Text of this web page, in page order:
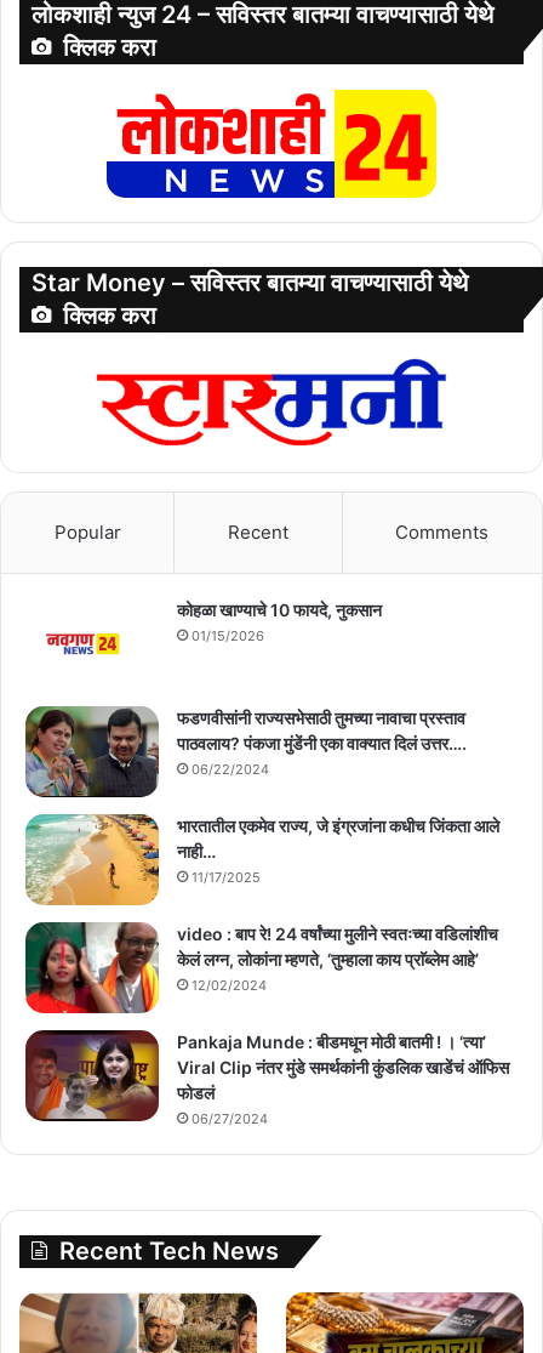
लोकशाही न्युज 24 – सविस्तर बातम्या वाचण्यासाठी येथे
क्लिक करा
Star Money – सविस्तर बातम्या वाचण्यासाठी येथे
क्लिक करा
Popular Recent Comments
कोहळा खाण्याचे 10 फायदे, नुकसान
01/15/2026
फडणवीसांनी राज्यसभेसाठी तुमच्या नावाचा प्रस्ताव
पाठवलाय? पंकजा मुंडेंनी एका वाक्यात दिलं उत्तर….
06/22/2024
भारतातील एकमेव राज्य, जे इंग्रजांना कधीच जिंकता आले
नाही…
11/17/2025
video : बाप रे! 24 वर्षांच्या मुलीने स्वतःच्या वडिलांशीच
केलं लग्न, लोकांना म्हणते, ‘तुम्हाला काय प्राॅब्लेम आहे’
12/02/2024
Pankaja Munde : बीडमधून मोठी बातमी ! । ‘त्या’
Viral Clip नंतर मुंडे समर्थकांनी कुंडलिक खाडेंचं ऑफिस
फोडलं
06/27/2024
Recent Tech News